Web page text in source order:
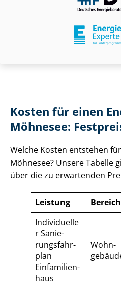
Kosten für einen
Möhnesee:
Welche Kosten entstehen
Möhnesee? Unsere Tabelle
über die zu erwartenden
Leistung Bereich
Individuelle
r Sa­nie­
rungs­fahr­
plan
Einfamilien­
haus
Wohn­